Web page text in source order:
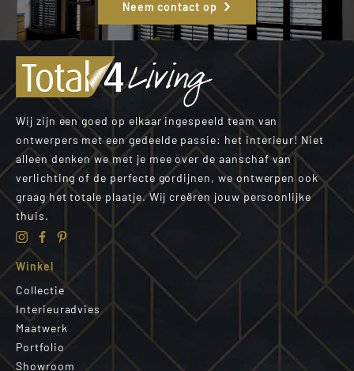
Neem contact op
Wij zijn een goed op elkaar ingespeeld team van
ontwerpers met een gedeelde passie: het interieur! Niet
alleen denken we met je mee over de aanschaf van
verlichting of de perfecte gordijnen, we ontwerpen ook
graag het totale plaatje. Wij creëren jouw persoonlijke
thuis.
Winkel
Collectie
Interieuradvies
Maatwerk
Portfolio
Showroom